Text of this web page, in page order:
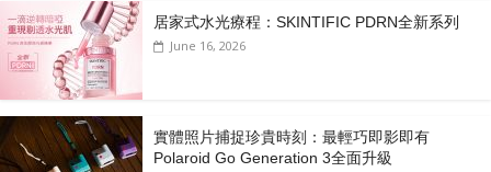
居家式水光療程：SKINTIFIC PDRN全新系列
June 16, 2026
實體照片捕捉珍貴時刻：最輕巧即影即有
Polaroid Go Generation 3全面升級